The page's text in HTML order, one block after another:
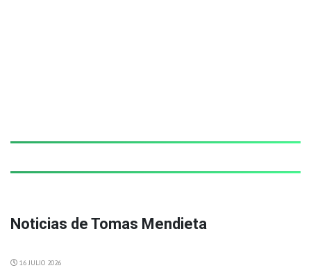
Noticias de Tomas Mendieta
16 JULIO 2026